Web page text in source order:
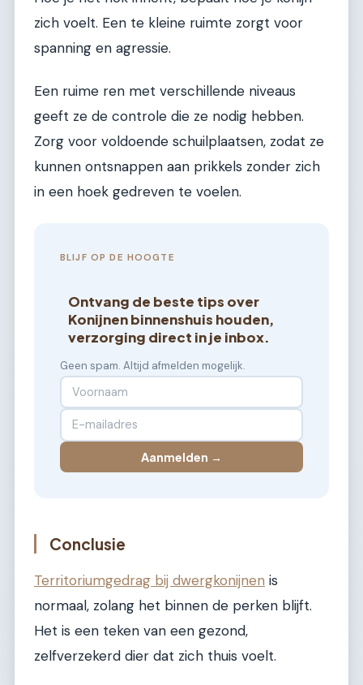
zich voelt. Een te kleine ruimte zorgt voor
spanning en agressie.
Een ruime ren met verschillende niveaus
geeft ze de controle die ze nodig hebben.
Zorg voor voldoende schuilplaatsen, zodat ze
kunnen ontsnappen aan prikkels zonder zich
in een hoek gedreven te voelen.
BLIJF OP DE HOOGTE
Ontvang de beste tips over
Konijnen binnenshuis houden,
verzorging direct in je inbox.
Geen spam. Altijd afmelden mogelijk.
Aanmelden →
Conclusie
Territoriumgedrag bij dwergkonijnen is
normaal, zolang het binnen de perken blijft.
Het is een teken van een gezond,
zelfverzekerd dier dat zich thuis voelt.